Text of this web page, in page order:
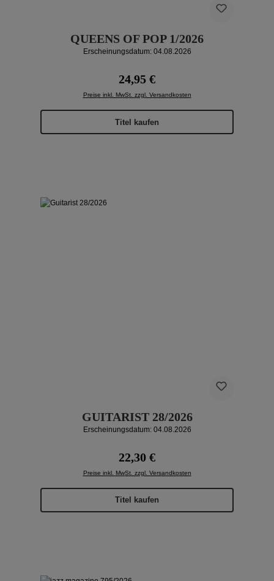
QUEENS OF POP 1/2026
Erscheinungsdatum: 04.08.2026
Regulärer Preis:
24,95 €
Preise inkl. MwSt. zzgl. Versandkosten
Titel kaufen
GUITARIST 28/2026
Erscheinungsdatum: 04.08.2026
Regulärer Preis:
22,30 €
Preise inkl. MwSt. zzgl. Versandkosten
Titel kaufen